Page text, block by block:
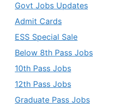
Govt Jobs Updates
Admit Cards
ESS Special Sale
Below 8th Pass Jobs
10th Pass Jobs
12th Pass Jobs
Graduate Pass Jobs